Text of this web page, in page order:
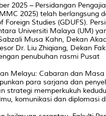
2025 – Persidangan
2025) telah berlangsung
Studies (GDUFS).
Universiti Malaya (UM)
Musa Kahn, Dekan
Dr. Liu Zhiqiang, Dekan
penubuhan rasmi Pusat
Melayu: Cabaran dan Masa
para sarjana dan
strategi memperkukuh
komunikasi dan diplomasi